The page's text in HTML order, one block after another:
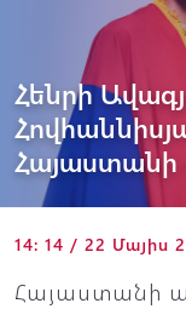
Հենրի
Հայաստանի
14: 14 / 22 Մայիս
Հայաստանի